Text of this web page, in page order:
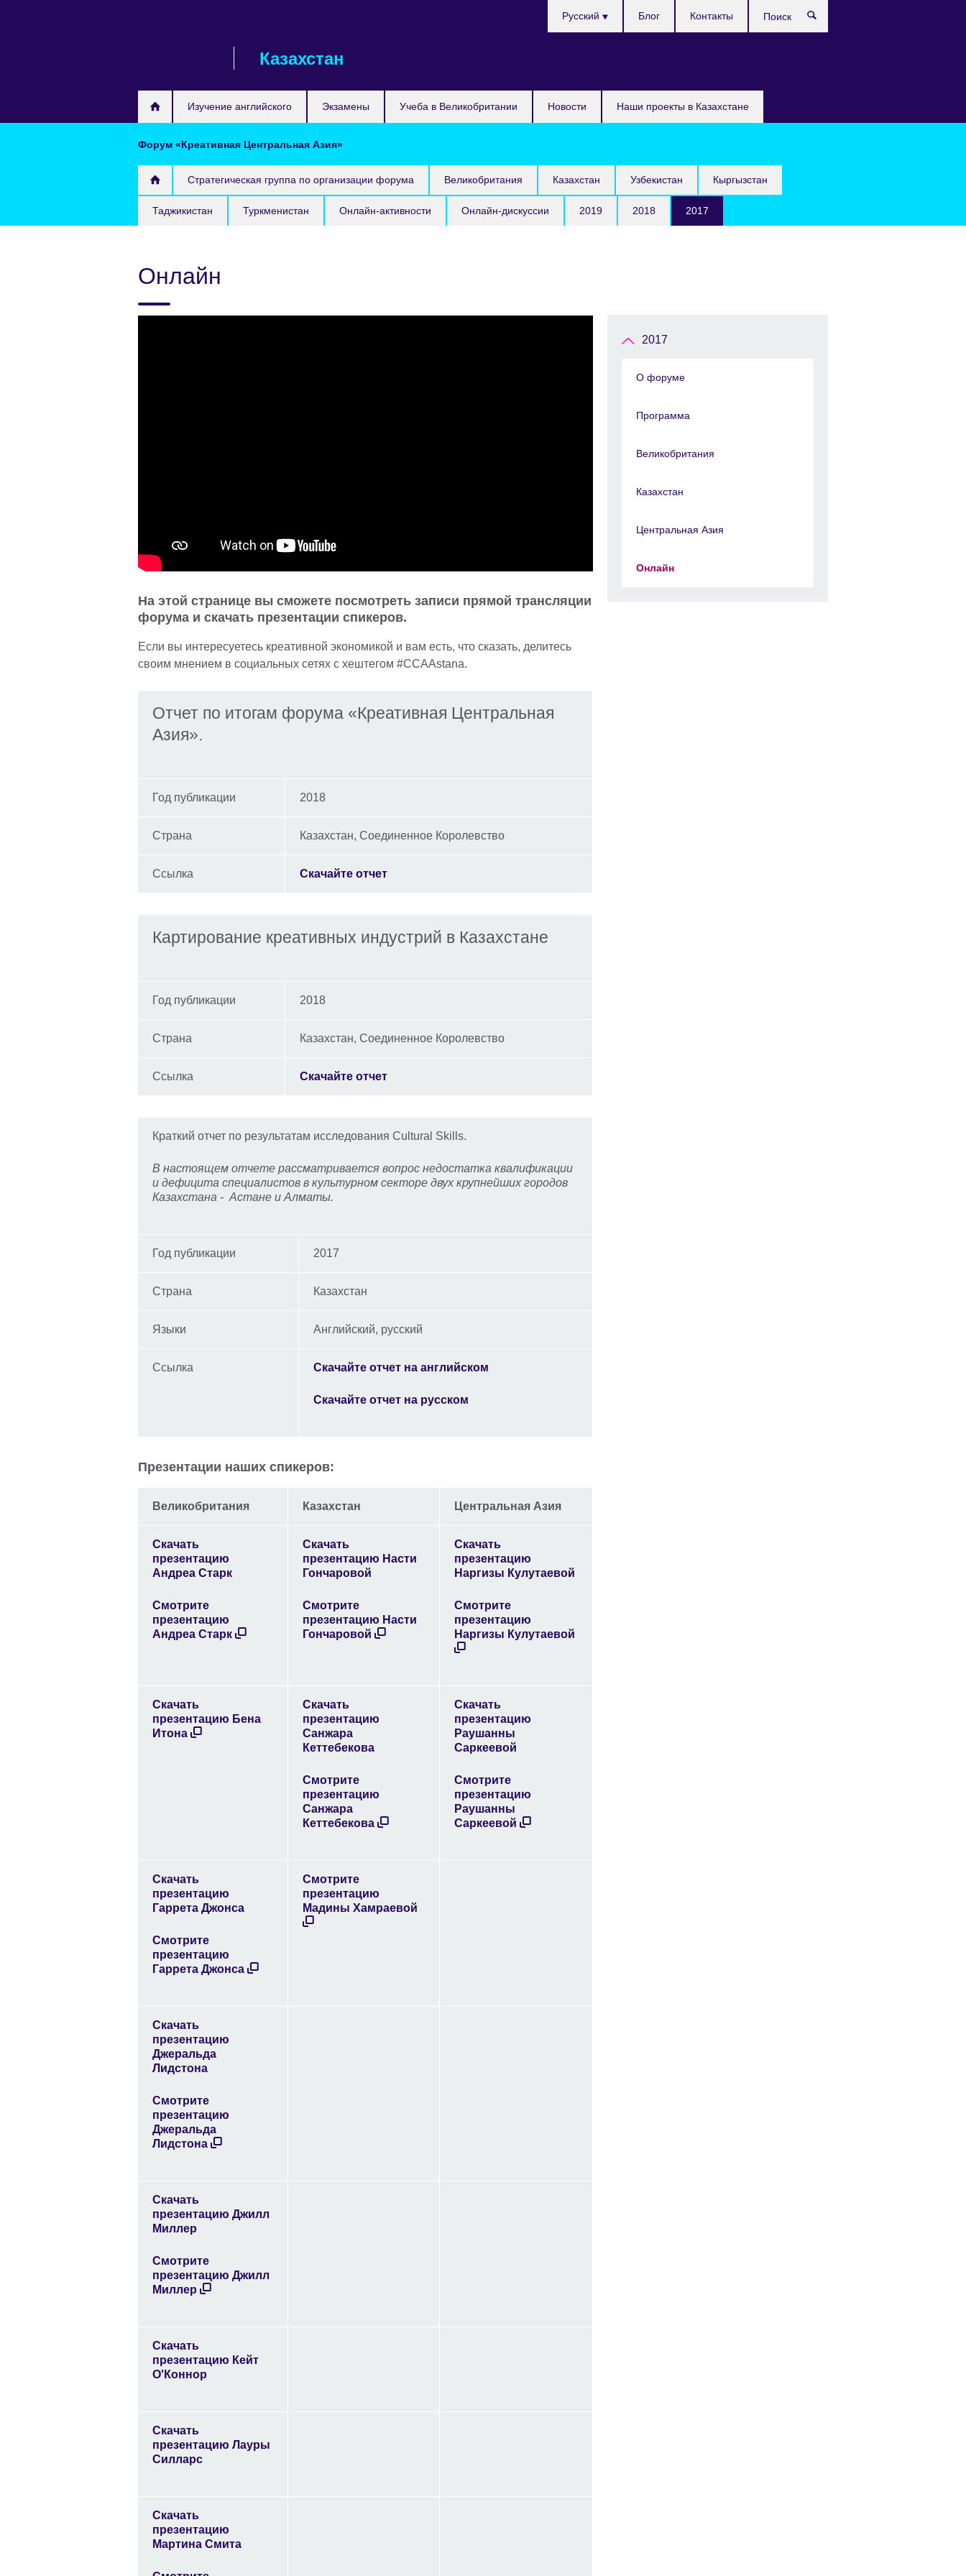
Казахстан
Изучение английского Экзамены Учеба в Великобритании Новости Наши проекты в Казахстане
язык
Русский Блог Контакты
Форум «Креативная Центральная Азия»
Стратегическая группа по организации форума Великобритания Казахстан Узбекистан Кыргызстан
Таджикистан Туркменистан Онлайн-активности Онлайн-дискуссии 2019 2018 2017
Онлайн
На этой странице вы сможете посмотреть записи прямой трансляции
форума и скачать презентации спикеров.
Если вы интересуетесь креативной экономикой и вам есть, что сказать, делитесь
своим мнением в социальных сетях с хештегом #CCAAstana.
Отчет по итогам форума «Креативная Центральная
Азия».
Год публикации 2018
Страна Казахстан, Соединенное Королевство
Ссылка Скачайте отчет
Картирование креативных индустрий в Казахстане
Год публикации 2018
Страна Казахстан, Соединенное Королевство
Ссылка Скачайте отчет
Краткий отчет по результатам исследования Cultural Skills.
В настоящем отчете рассматривается вопрос недостатка квалификации
и дефицита специалистов в культурном секторе двух крупнейших городов
Казахстана - Астане и Алматы.
Год публикации 2017
Страна Казахстан
Языки Английский, русский
Ссылка Скачайте отчет на английском
Скачайте отчет на русском
Презентации наших спикеров:
Великобритания Казахстан Центральная Азия
Скачать
презентацию
Андреа Старк
Смотрите
презентацию
Андреа Старк
Скачать
презентацию Насти
Гончаровой
Смотрите
презентацию Насти
Гончаровой
Скачать
презентацию
Наргизы Кулутаевой
Смотрите
презентацию
Наргизы Кулутаевой
Скачать
презентацию Бена
Итона
Скачать
презентацию
Санжара
Кеттебекова
Смотрите
презентацию
Санжара
Кеттебекова
Скачать
презентацию
Раушанны
Саркеевой
Смотрите
презентацию
Раушанны
Саркеевой
Скачать
презентацию
Гаррета Джонса
Смотрите
презентацию
Гаррета Джонса
Смотрите
презентацию
Мадины Хамраевой
Скачать
презентацию
Джеральда
Лидстона
Смотрите
презентацию
Джеральда
Лидстона
Скачать
презентацию Джилл
Миллер
Смотрите
презентацию Джилл
Миллер
Скачать
презентацию Кейт
О'Коннор
Скачать
презентацию Лауры
Силларс
Скачать
презентацию
Мартина Смита
2017
О форуме
Программа
Великобритания
Казахстан
Центральная Азия
Онлайн